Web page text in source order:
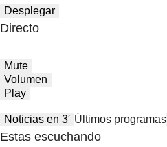
Desplegar
Directo
Mute
Volumen
Play
Noticias en 3′ Últimos programas
Estas escuchando